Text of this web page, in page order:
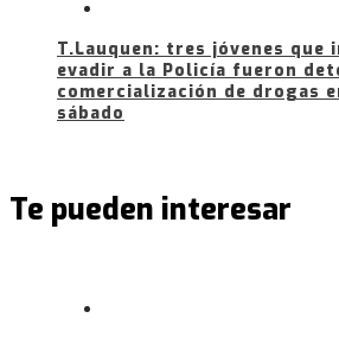
T.Lauquen: tres jóvenes que
evadir a la Policía fueron
comercialización de drogas
sábado
Te pueden interesar